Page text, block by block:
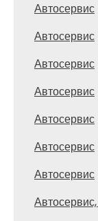
Автосервис
Автосервис
Автосервис
Автосервис
Автосервис
Автосервис
Автосервис